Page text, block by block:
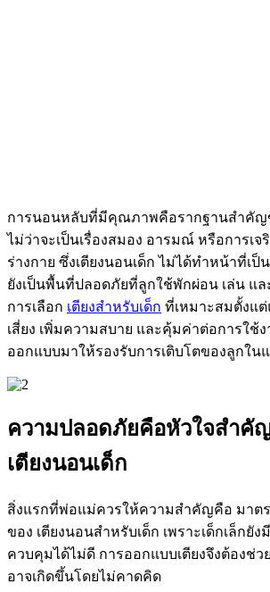
การนอนหลับที่มีคุณภาพคือรากฐานสำคัญ
ไม่ว่าจะเป็นเรื่องสมอง อารมณ์ หรือการเจ
ร่างกาย ซึ่งเตียงนอนเด็ก ไม่ได้ทำหน้าที่เ
ยังเป็นพื้นที่ปลอดภัยที่ลูกใช้พักผ่อน เล่น แล
การเลือก เตียงสำหรับเด็ก ที่เหมาะสมตั้งแ
เสี่ยง เพิ่มความสบาย และคุ้มค่าต่อการใช้ง
ออกแบบมาให้รองรับการเติบโตของลูกใน
ความปลอดภัยคือหัวใจสำคั
เตียงนอนเด็ก
สิ่งแรกที่พ่อแม่ควรให้ความสำคัญคือ มาต
ของ เตียงนอนสำหรับเด็ก เพราะเด็กเล็กยั
ควบคุมได้ไม่ดี การออกแบบเตียงจึงต้องช่ว
อาจเกิดขึ้นโดยไม่คาดคิด